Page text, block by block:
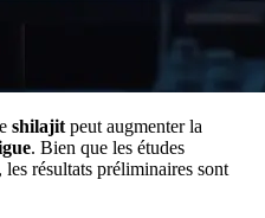
shilajit peut augmenter la
. Bien que les études
résultats préliminaires sont